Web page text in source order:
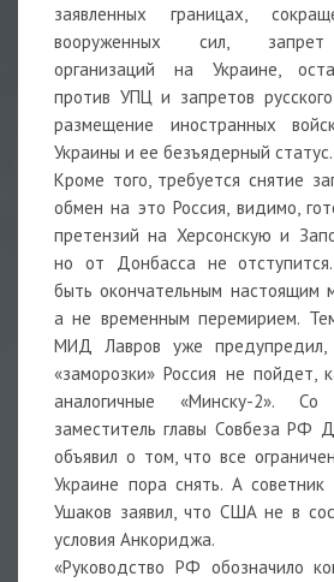
заявленных границах,
вооруженных сил, запрет
организаций на Украине,
против УПЦ и запретов
размещение иностранных
Украины и ее безъядерный статус.
Кроме того, требуется снятие
обмен на это Россия, видимо,
претензий на Херсонскую и
но от Донбасса не
быть окончательным настоящим
а не временным перемирием.
МИД Лавров уже
«заморозки» Россия не пойдет,
аналогичные «Минску-2».
заместитель главы Совбеза РФ
объявил о том, что все
Украине пора снять. А
Ушаков заявил, что США не в
условия Анкориджа.
«Руководство РФ обозначило